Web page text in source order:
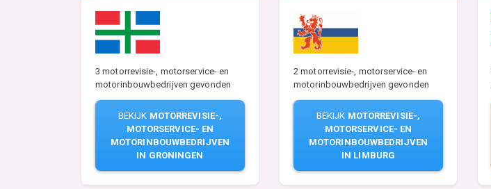
3 motorrevisie-, motorservice- en
motorinbouwbedrijven gevonden
BEKIJK MOTORREVISIE-,
MOTORSERVICE- EN
MOTORINBOUWBEDRIJVEN
IN GRONINGEN
2 motorrevisie-, motorservice- en
motorinbouwbedrijven gevonden
BEKIJK MOTORREVISIE-,
MOTORSERVICE- EN
MOTORINBOUWBEDRIJVEN
IN LIMBURG